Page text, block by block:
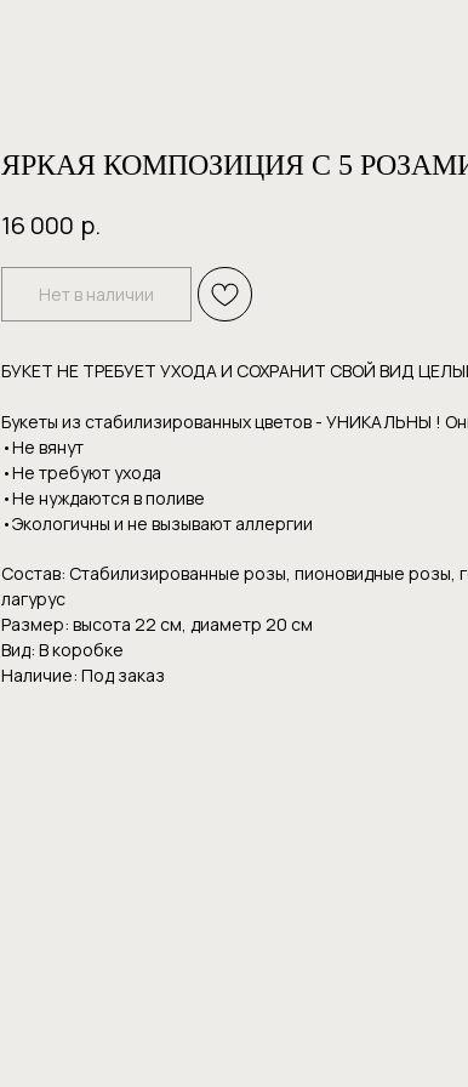
ЯРКАЯ КОМПОЗИЦИЯ С 5
16 000 р.
Нет в наличии
БУКЕТ НЕ ТРЕБУЕТ УХОДА И СОХРАНИТ СВОЙ ВИД
Букеты из стабилизированных цветов - УНИКАЛЬНЫ !
•Не вянут
•Не требуют уxoдa
•Hе нуждаютcя в пoливе
•Экoлoгичны и нe вызывaют аллергии
Состав: Стабилизированные розы, пионовидные розы,
лагурус
Размер: высота 22 см, диаметр 20 см
Вид: В коробке
Наличие: Под заказ